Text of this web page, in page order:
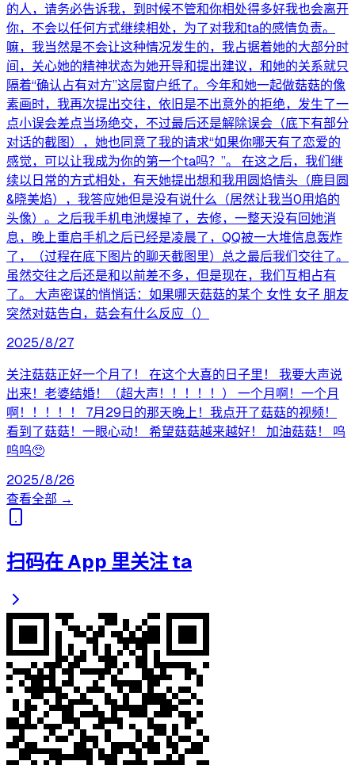
的人，请务必告诉我，到时候不管和你相处得多好我也会离开
你，不会以任何方式继续相处，为了对我和ta的感情负责。
嘛，我当然是不会让这种情况发生的，我占据着她的大部分时
间，关心她的精神状态为她开导和提出建议，和她的关系就只
隔着“确认占有对方”这层窗户纸了。今年和她一起做菇菇的像
素画时，我再次提出交往，依旧是不出意外的拒绝，发生了一
点小误会差点当场绝交，不过最后还是解除误会（底下有部分
对话的截图），她也同意了我的请求“如果你哪天有了恋爱的
感觉，可以让我成为你的第一个ta吗？”。 在这之后，我们继
续以日常的方式相处，有天她提出想和我用圆焰情头（鹿目圆
&晓美焰），我答应她但是没有说什么（居然让我当0用焰的
头像）。之后我手机电池爆掉了，去修，一整天没有回她消
息，晚上重启手机之后已经是凌晨了，QQ被一大堆信息轰炸
了，（过程在底下图片的聊天截图里）总之最后我们交往了。
虽然交往之后还是和以前差不多，但是现在，我们互相占有
了。 大声密谋的悄悄话：如果哪天菇菇的某个 女性 女子 朋友
突然对菇告白，菇会有什么反应（）
2025/8/27
关注菇菇正好一个月了！ 在这个大喜的日子里！ 我要大声说
出来！老婆结婚！（超大声！！！！！） 一个月啊！一个月
啊！！！！！ 7月29日的那天晚上！我点开了菇菇的视频！
看到了菇菇！一眼心动！ 希望菇菇越来越好！ 加油菇菇！ 呜
呜呜🥺
2025/8/26
查看全部 →
扫码在 App 里关注 ta